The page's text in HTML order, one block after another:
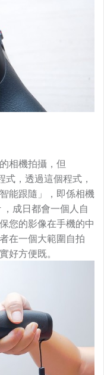
相機拍攝，但
，透過這個程式，
能跟隨」，即係相機
成日都會一個人自
您的影像在手機的中
在一個大範圍自拍
好方便既。